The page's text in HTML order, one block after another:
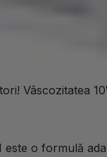
din lume
Vâscozitatea
o formulă